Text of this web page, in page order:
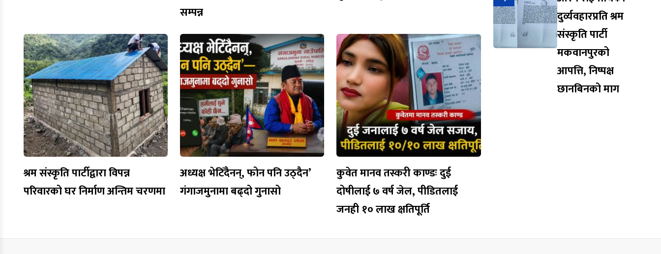
सम्पन्न
श्रम संस्कृति पार्टीद्वारा विपन्न
परिवारको घर निर्माण अन्तिम चरणमा
अध्यक्ष भेटिँदैनन्, फोन पनि उठ्दैन’
गंगाजमुनामा बढ्दो गुनासो
कुवेत मानव तस्करी काण्डः दुई
दोषीलाई ७ वर्ष जेल, पीडितलाई
जनही १० लाख क्षतिपूर्ति
दुर्व्यवहारप्रति श्रम
संस्कृति पार्टी
मकवानपुरको
आपत्ति, निष्पक्ष
छानबिनको माग